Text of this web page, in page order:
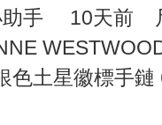
10天前 尺
色土星徽標手